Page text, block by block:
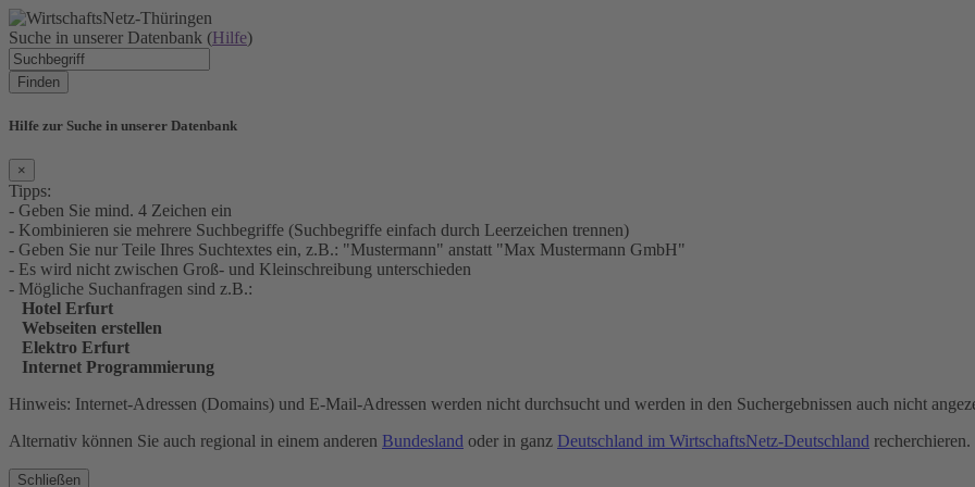
Suche in unserer Datenbank (Hilfe)
Finden
Hilfe zur Suche in unserer Datenbank
×
Tipps:
- Geben Sie mind. 4 Zeichen ein
- Kombinieren sie mehrere Suchbegriffe (Suchbegriffe einfach durch Leerzeichen trennen)
- Geben Sie nur Teile Ihres Suchtextes ein, z.B.: "Mustermann" anstatt "Max Mustermann GmbH"
- Es wird nicht zwischen Groß- und Kleinschreibung unterschieden
- Mögliche Suchanfragen sind z.B.:
Hotel Erfurt
Webseiten erstellen
Elektro Erfurt
Internet Programmierung
Hinweis: Internet-Adressen (Domains) und E-Mail-Adressen werden nicht durchsucht und werden in den Suchergebnissen auch nicht
Alternativ können Sie auch regional in einem anderen Bundesland oder in ganz Deutschland im WirtschaftsNetz-Deutschland recherchieren.
Schließen